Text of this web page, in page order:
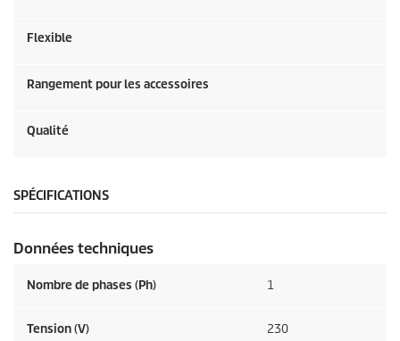
Flexible
Rangement pour les accessoires
Qualité
SPÉCIFICATIONS
Données techniques
Nombre de phases (Ph) 1
Tension (V) 230